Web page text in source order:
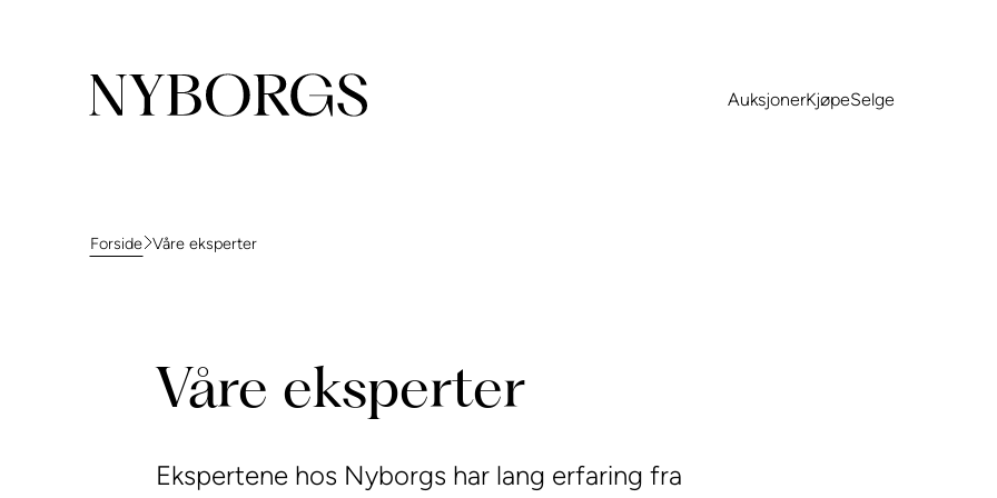
AuksjonerKjøpeSelge
Forside Våre eksperter
Våre eksperter
Ekspertene hos Nyborgs har lang erfaring fra